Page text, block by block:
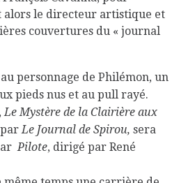
alors le directeur artistique et
couvertures du « journal
personnage de Philémon, un
pieds nus et au pull rayé.
Le Mystère de la Clairière aux
parLe Journal de Spirou, sera
Pilote, dirigé par René